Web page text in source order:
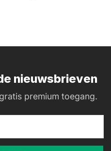
nieuwsbrieven
premium toegang.